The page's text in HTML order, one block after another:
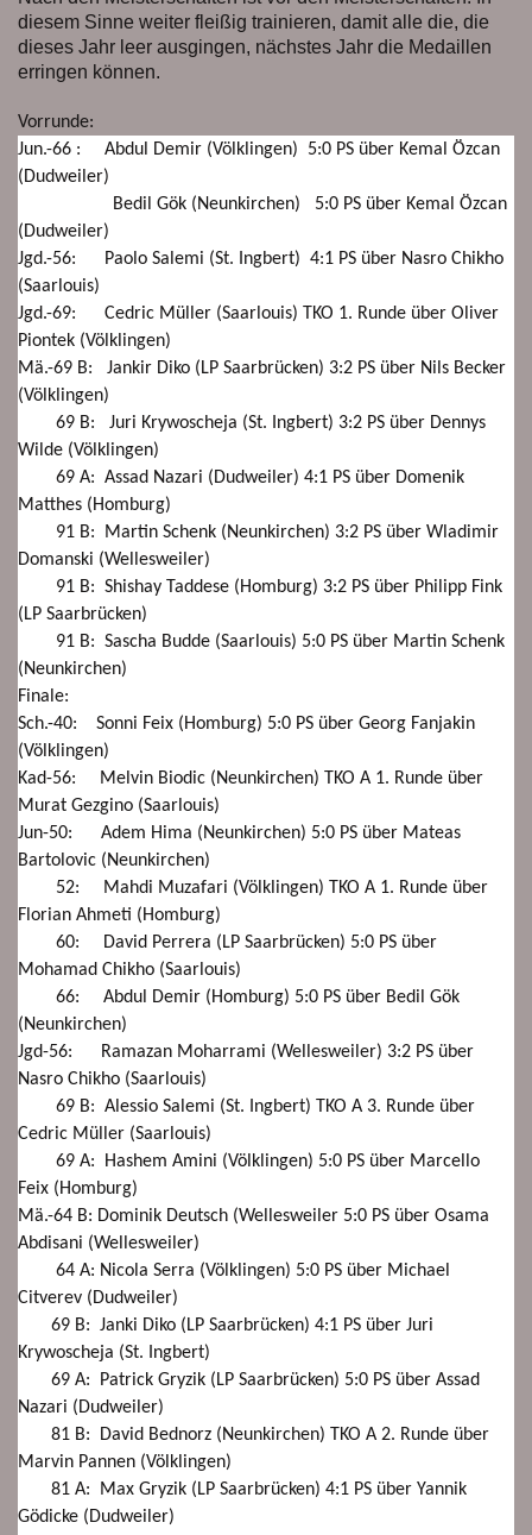
diesem Sinne weiter fleißig trainieren, damit alle die, die
dieses Jahr leer ausgingen, nächstes Jahr die Medaillen
erringen können.
Vorrunde:
Jun.-66 : Abdul Demir (Völklingen) 5:0 PS über Kemal Özcan
(Dudweiler)
Bedil Gök (Neunkirchen) 5:0 PS über Kemal Özcan
(Dudweiler)
Jgd.-56: Paolo Salemi (St. Ingbert) 4:1 PS über Nasro Chikho
(Saarlouis)
Jgd.-69: Cedric Müller (Saarlouis) TKO 1. Runde über Oliver
Piontek (Völklingen)
Mä.-69 B: Jankir Diko (LP Saarbrücken) 3:2 PS über Nils Becker
(Völklingen)
69 B: Juri Krywoscheja (St. Ingbert) 3:2 PS über Dennys
Wilde (Völklingen)
69 A: Assad Nazari (Dudweiler) 4:1 PS über Domenik
Matthes (Homburg)
91 B: Martin Schenk (Neunkirchen) 3:2 PS über Wladimir
Domanski (Wellesweiler)
91 B: Shishay Taddese (Homburg) 3:2 PS über Philipp Fink
(LP Saarbrücken)
91 B: Sascha Budde (Saarlouis) 5:0 PS über Martin Schenk
(Neunkirchen)
Finale:
Sch.-40: Sonni Feix (Homburg) 5:0 PS über Georg Fanjakin
(Völklingen)
Kad-56: Melvin Biodic (Neunkirchen) TKO A 1. Runde über
Murat Gezgino (Saarlouis)
Jun-50: Adem Hima (Neunkirchen) 5:0 PS über Mateas
Bartolovic (Neunkirchen)
52: Mahdi Muzafari (Völklingen) TKO A 1. Runde über
Florian Ahmeti (Homburg)
60: David Perrera (LP Saarbrücken) 5:0 PS über
Mohamad Chikho (Saarlouis)
66: Abdul Demir (Homburg) 5:0 PS über Bedil Gök
(Neunkirchen)
Jgd-56: Ramazan Moharrami (Wellesweiler) 3:2 PS über
Nasro Chikho (Saarlouis)
69 B: Alessio Salemi (St. Ingbert) TKO A 3. Runde über
Cedric Müller (Saarlouis)
69 A: Hashem Amini (Völklingen) 5:0 PS über Marcello
Feix (Homburg)
Mä.-64 B: Dominik Deutsch (Wellesweiler 5:0 PS über Osama
Abdisani (Wellesweiler)
64 A: Nicola Serra (Völklingen) 5:0 PS über Michael
Citverev (Dudweiler)
69 B: Janki Diko (LP Saarbrücken) 4:1 PS über Juri
Krywoscheja (St. Ingbert)
69 A: Patrick Gryzik (LP Saarbrücken) 5:0 PS über Assad
Nazari (Dudweiler)
81 B: David Bednorz (Neunkirchen) TKO A 2. Runde über
Marvin Pannen (Völklingen)
81 A: Max Gryzik (LP Saarbrücken) 4:1 PS über Yannik
Gödicke (Dudweiler)